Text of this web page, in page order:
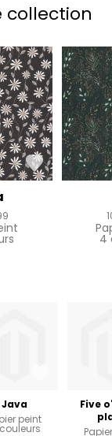
collection
4
Java
peint
Five